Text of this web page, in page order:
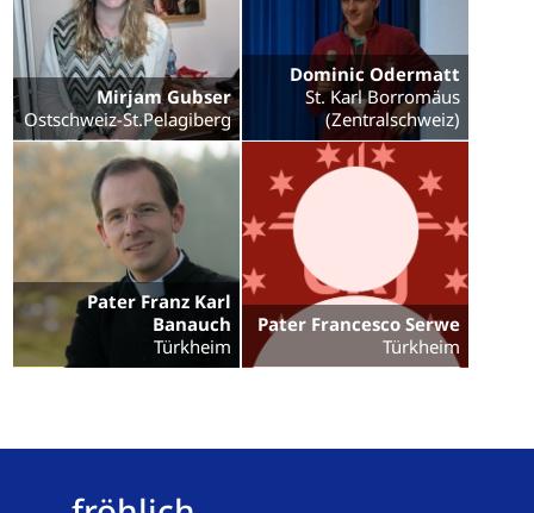
Mirjam Gubser
Ostschweiz-St.Pelagiberg
Dominic Odermatt
St. Karl Borromäus
(Zentralschweiz)
Pater Franz Karl
Banauch
Türkheim
Pater Francesco Serwe
Türkheim